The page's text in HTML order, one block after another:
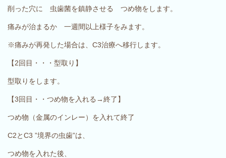
削った穴に 虫歯菌を鎮静させる つめ物をします。
痛みが治まるか 一週間以上様子をみます。
※痛みが再発した場合は、C3治療へ移行します。
【2回目・・・型取り】
型取りをします。
【3回目・・つめ物を入れる→終了】
つめ物（金属のインレー）を入れて終了
C2とC3 ”境界の虫歯”は、
つめ物を入れた後、